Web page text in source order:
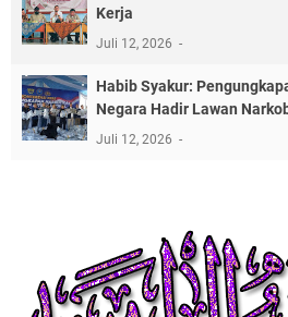
Kerja
Juli 12, 2026
​Habib Syakur:
Negara Hadir Lawan
Juli 12, 2026